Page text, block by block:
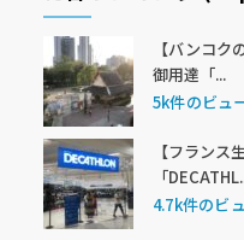
【バンコク
御用達「...
5k件のビュ
【フランス
「
4.7k件のビ